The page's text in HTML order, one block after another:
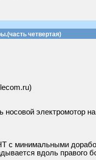
четвертая)
носовой электромотор
с минимальными
вдоль правого